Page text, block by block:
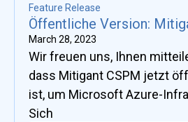
Feature Release
Öffentliche Version:
March 28, 2023
Wir freuen uns, Ihnen
dass Mitigant CSPM jetzt
ist, um Microsoft Azure-
Sich